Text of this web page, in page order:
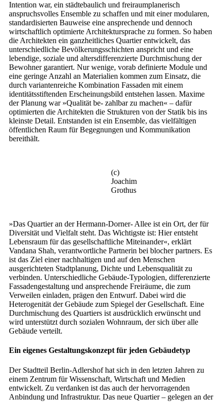
Intention war, ein städtebaulich und freiraumplanerisch
anspruchsvolles Ensemble zu schaffen und mit einer modularen,
standardisierten Bauweise eine ansprechende und dennoch
wirtschaftlich optimierte Architektursprache zu formen. So haben
die Architekten ein ganzheitliches Quartier entwickelt, das
unterschiedliche Bevölkerungsschichten anspricht und eine
lebendige, soziale und altersdifferenzierte Durchmischung der
Bewohner garantiert. Nur wenige, vorab definierte Module und
eine geringe Anzahl an Materialien kommen zum Einsatz, die
durch variantenreiche Kombination Fassaden mit einem
identitätsstiftenden Erscheinungsbild entstehen lassen. Maxime
der Planung war »Qualität be- zahlbar zu machen« – dafür
optimierten die Architekten die Strukturen von der Statik bis ins
kleinste Detail. Entstanden ist ein Ensemble, das vielfältigen
öffentlichen Raum für Begegnungen und Kommunikation
bereithält.
(c)
Joachim
Grothus
»Das Quartier an der Hermann-Dorner- Allee ist ein Ort, der für
Diversität und Vielfalt steht. Das Wichtigste ist: Hier entsteht
Lebensraum für das gesellschaftliche Miteinander«, erklärt
Vandana Shah, verantwortliche Partnerin bei blocher partners. Es
ist das Ziel einer nachhaltigen und auf den Menschen
ausgerichteten Stadtplanung, Dichte und Lebensqualität zu
verbinden. Unterschiedliche Gebäude-Typologien, differenzierte
Fassadengestaltung und ansprechende Freiräume, die zum
Verweilen einladen, prägen den Entwurf. Dabei wird die
Heterogenität der Gebäude zum Spiegel der Gesellschaft. Eine
Durchmischung des Quartiers ist ausdrücklich erwünscht und
wird unterstützt durch sozialen Wohnraum, der sich über alle
Gebäude verteilt.
Ein eigenes Gestaltungskonzept für jeden Gebäudetyp
Der Stadtteil Berlin-Adlershof hat sich in den letzten Jahren zu
einem Zentrum für Wissenschaft, Wirtschaft und Medien
entwickelt. Zu verdanken ist das auch der hervorragenden
Anbindung und Infrastruktur. Das neue Quartier – gelegen an der